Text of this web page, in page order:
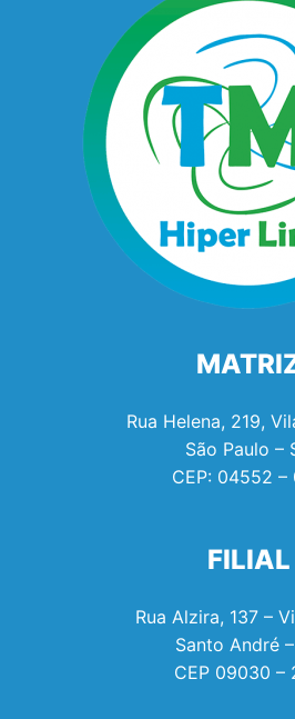
Rua Helena, 219,
São Paulo –
CEP: 04552 –
FILIAL
Rua Alzira, 137 –
Santo André
CEP 09030 –